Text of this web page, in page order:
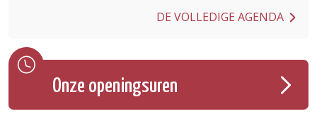
DE VOLLEDIGE AGENDA
Onze openingsuren